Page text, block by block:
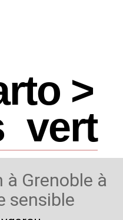
>
vert
à Grenoble à
sensible